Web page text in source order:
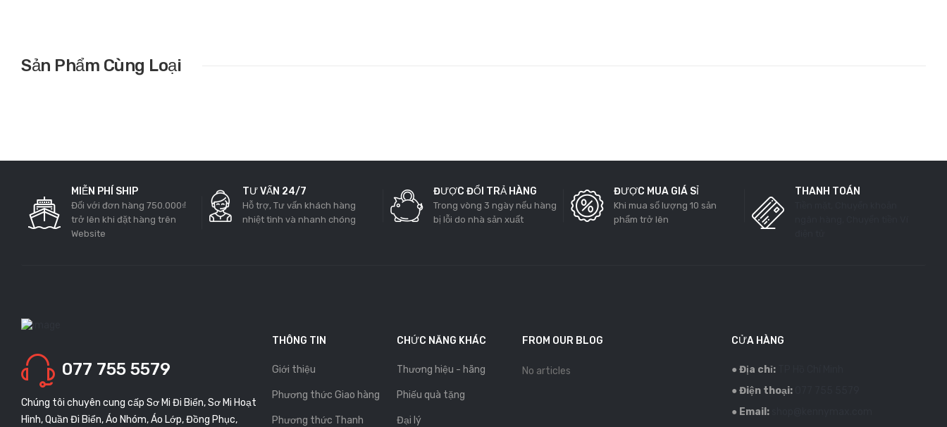
Sản Phẩm Cùng Loại
MIỄN PHÍ SHIP
Đối với đơn hàng 750.000₫
trở lên khi đặt hàng trên
Website
TƯ VẤN 24/7
Hỗ trợ, Tư vấn khách hàng
nhiệt tình và nhanh chóng
ĐƯỢC ĐỔI TRẢ HÀNG
Trong vòng 3 ngày nếu hàng
bị lỗi do nhà sản xuất
ĐƯỢC MUA GIÁ SỈ
Khi mua số lượng 10 sản
phẩm trở lên
THANH TOÁN
077 755 5579
Chúng tôi chuyên cung cấp Sơ Mi Đi Biển, Sơ Mi Hoạt
Hình, Quần Đi Biển, Áo Nhóm, Áo Lớp, Đồng Phục,
THÔNG TIN
Giới thiệu
Phương thức Giao hàng
Phương thức Thanh
CHỨC NĂNG KHÁC
Thương hiệu - hãng
Phiếu quà tặng
Đại lý
FROM OUR BLOG
No articles
CỬA HÀNG
● Địa chỉ:
● Điện thoại:
● Email: